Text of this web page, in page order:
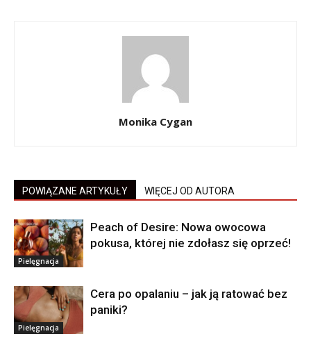
Monika Cygan
POWIĄZANE ARTYKUŁY WIĘCEJ OD AUTORA
Pielęgnacja
Peach of Desire: Nowa owocowa
pokusa, której nie zdołasz się oprzeć!
Pielęgnacja
Cera po opalaniu – jak ją ratować bez
paniki?